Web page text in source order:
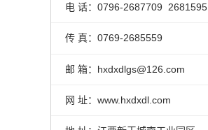
电 话：0796-2687709 2681595
传 真：0769-2685559
邮 箱：hxdxdlgs@126.com
网 址：www.hxdxdl.com